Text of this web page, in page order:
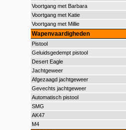
Voortgang met Barbara
Voortgang met Katie
Voortgang met Millie
Wapenvaardigheden
Pistool
Geluidsgedempt pistool
Desert Eagle
Jachtgeweer
Afgezaagd jachtgeweer
Gevechts jachtgeweer
Automatisch pistool
SMG
AK47
M4